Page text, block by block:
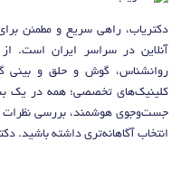
دکتریاب، راهی سریع و مطمئن
آنلاین در سراسر ایران است.
روانشناس، گوش و حلق و بینی
کلینیک‌های تخصصی؛ همه در یک
جست‌وجوی هوشمند، بررسی نظرات
انتخاب آگاهانه‌تری داشته باشید.